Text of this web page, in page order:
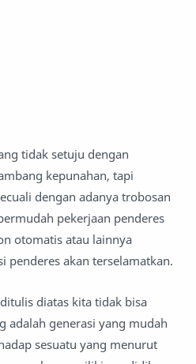
tidak setuju dengan
kepunahan, tapi
dengan adanya trobosan
pekerjaan penderes
otomatis atau lainnya
penderes akan terselamatkan.
diatas kita tidak bisa
adalah generasi yang mudah
sesuatu yang menurut